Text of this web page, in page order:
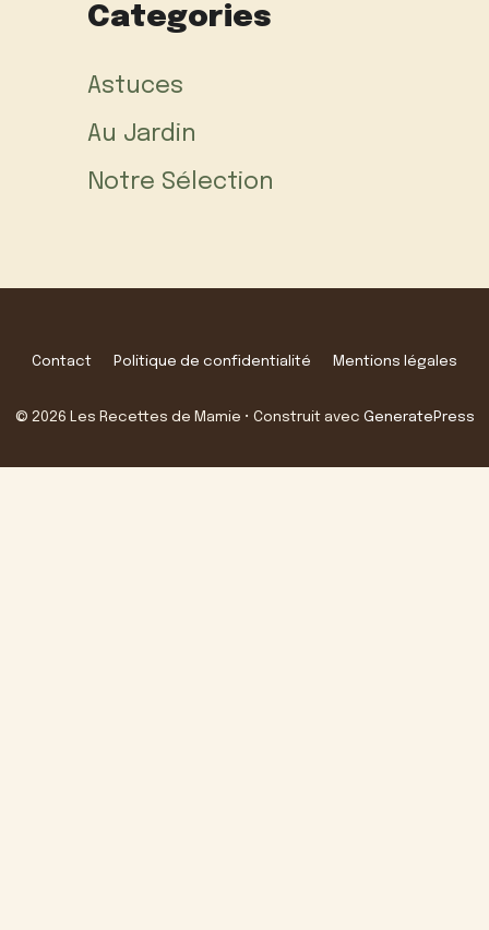
Categories
Astuces
Au Jardin
Notre Sélection
Contact Politique de confidentialité Mentions légales
© 2026 Les Recettes de Mamie • Construit avec GeneratePress